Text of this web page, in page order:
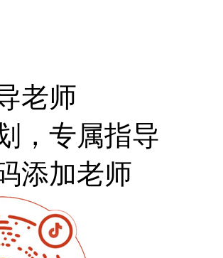
老师
，专属指导
添加老师